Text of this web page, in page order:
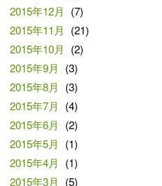
2015年12月
(7)
2015年11月
(21)
2015年10月
(2)
2015年9月
(3)
2015年8月
(3)
2015年7月
(4)
2015年6月
(2)
2015年5月
(1)
2015年4月
(1)
2015年3月
(5)